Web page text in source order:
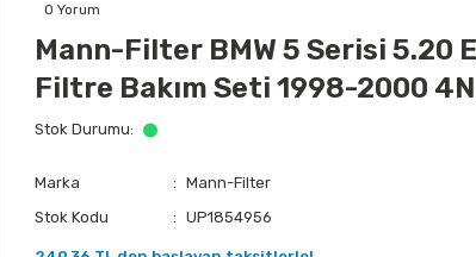
0 Yorum
Mann-Filter BMW 5 Serisi 5.20
Filtre Bakım Seti 1998-2000
Stok Durumu
Marka
Mann-Filter
Stok Kodu
UP1854956